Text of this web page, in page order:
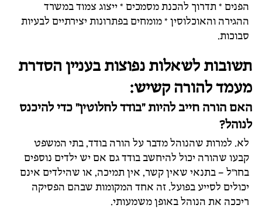
הפנים * תדרוך להכנת מסמכים * ייצוג צמוד במשרד
ההגירה והאוכלוסין * מומחים בפתרונות יצירתיים לבעיות
סבוכות.
תשובות לשאלות נפוצות בעניין הסדרת
מעמד להורה קשיש:
האם הורה חייב להיות "בודד לחלוטין" כדי להיכנס
לנוהל?
לא. למרות שהנוהל מדבר על הורה בודד, בתי המשפט
קבעו שהורה יכול להיחשב בודד גם אם יש ילדים נוספים
בחו"ל – בתנאי שאין קשר, אין תמיכה, או שהילדים אינם
יכולים לסייע בפועל. זה אחד המקומות שבהם הפסיקה
ריככה את הנוהל באופן משמעותי.